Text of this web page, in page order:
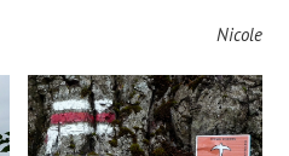
Nicole